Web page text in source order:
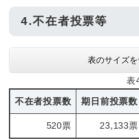
4.不在者投票等
表のサイズ
表
不在者投票数 期日前投票数
520票 23,133票